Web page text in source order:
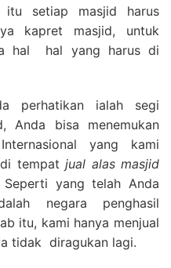
setiap masjid harus
kapret masjid, untuk
hal hal yang harus di
perhatikan ialah segi
Anda bisa menemukan
yang kami
tempat jual alas masjid
Seperti yang telah Anda
negara penghasil
itu, kami hanya menjual
tidak diragukan lagi.